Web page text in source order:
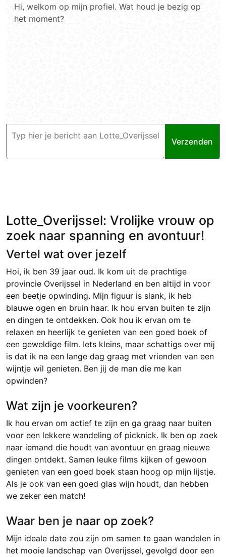
Hi, welkom op mijn profiel. Wat houd je bezig op
het moment?
Verzenden
Lotte_Overijssel: Vrolijke vrouw op
zoek naar spanning en avontuur!
Vertel wat over jezelf
Hoi, ik ben 39 jaar oud. Ik kom uit de prachtige
provincie Overijssel in Nederland en ben altijd in voor
een beetje opwinding. Mijn figuur is slank, ik heb
blauwe ogen en bruin haar. Ik hou ervan buiten te zijn
en dingen te ontdekken. Ook hou ik ervan om te
relaxen en heerlijk te genieten van een goed boek of
een geweldige film. Iets kleins, maar schattigs over mij
is dat ik na een lange dag graag met vrienden van een
wijntje wil genieten. Ben jij de man die me kan
opwinden?
Wat zijn je voorkeuren?
Ik hou ervan om actief te zijn en ga graag naar buiten
voor een lekkere wandeling of picknick. Ik ben op zoek
naar iemand die houdt van avontuur en graag nieuwe
dingen ontdekt. Samen leuke films kijken of gewoon
genieten van een goed boek staan hoog op mijn lijstje.
Als je ook van een goed glas wijn houdt, dan hebben
we zeker een match!
Waar ben je naar op zoek?
Mijn ideale date zou zijn om samen te gaan wandelen in
het mooie landschap van Overijssel, gevolgd door een